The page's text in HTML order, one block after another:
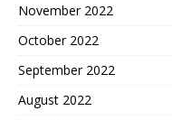
November 2022
October 2022
September 2022
August 2022